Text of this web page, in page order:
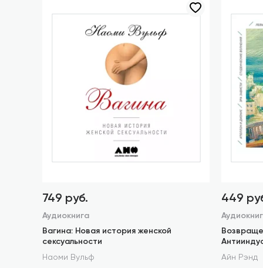
749 руб.
Аудиокнига
Вагина: Новая история женской
сексуальности
Наоми Вульф
449
Айн Рэнд